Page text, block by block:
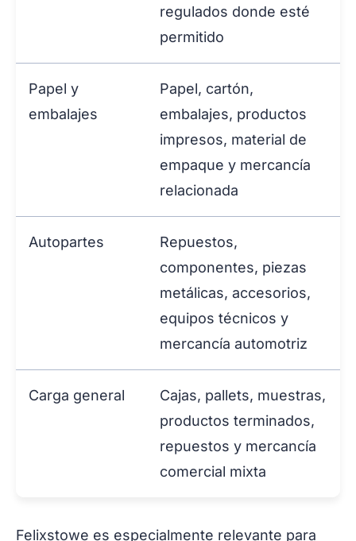
regulados donde esté
permitido
Papel y
embalajes
Papel, cartón,
embalajes, productos
impresos, material de
empaque y mercancía
relacionada
Autopartes
Repuestos,
componentes, piezas
metálicas, accesorios,
equipos técnicos y
mercancía automotriz
Carga general
Cajas, pallets, muestras,
productos terminados,
repuestos y mercancía
comercial mixta
Felixstowe es especialmente relevante para